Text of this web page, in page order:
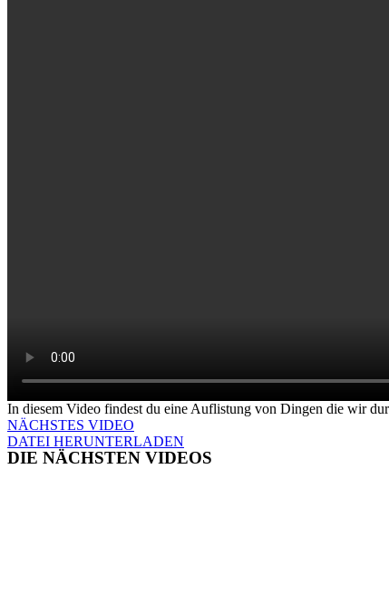
In diesem Video findest du eine Auflistung von Dingen die wir
NÄCHSTES VIDEO
DATEI HERUNTERLADEN
DIE NÄCHSTEN VIDEOS